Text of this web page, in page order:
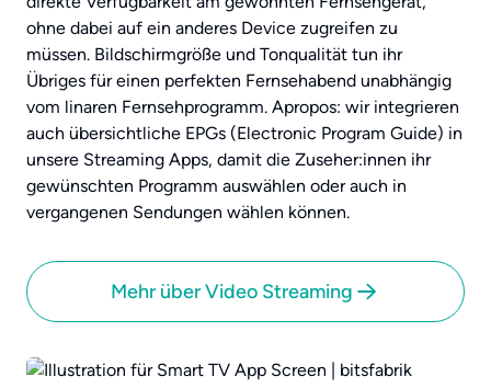
ohne dabei auf ein anderes Device zugreifen zu
müssen. Bildschirmgröße und Tonqualität tun ihr
Übriges für einen perfekten Fernsehabend unabhängig
vom linaren Fernsehprogramm. Apropos: wir integrieren
auch übersichtliche EPGs (Electronic Program Guide) in
unsere Streaming Apps, damit die Zuseher:innen ihr
gewünschten Programm auswählen oder auch in
vergangenen Sendungen wählen können.
Mehr über Video Streaming